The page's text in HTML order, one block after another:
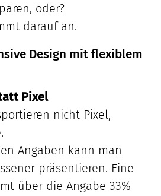
oder?
darauf an.
Design mit flexiblem
Pixel
nicht Pixel,
Angaben kann man
präsentieren. Eine
über die Angabe 33%